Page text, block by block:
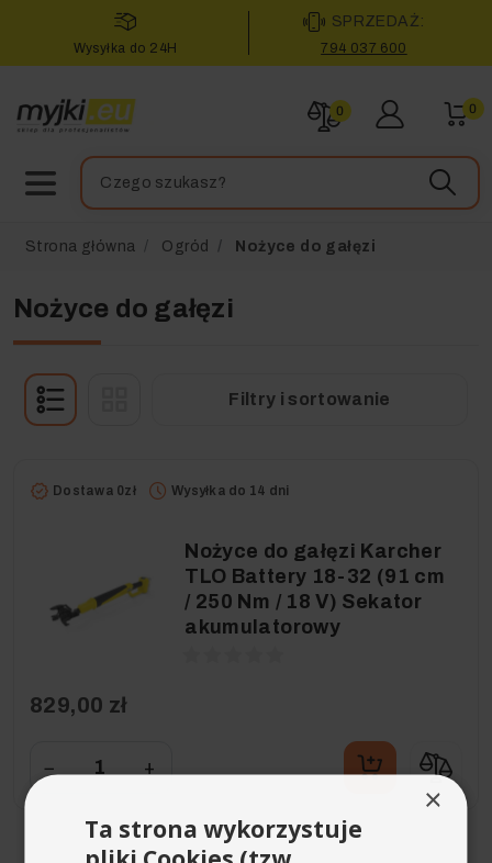
Wysyłka do 24H
SPRZEDAŻ:
794 037 600
0 0
Strona główna Ogród Nożyce do gałęzi
Nożyce do gałęzi
Filtry i sortowanie
Dostawa 0zł Wysyłka do 14 dni
Nożyce do gałęzi Karcher
TLO Battery 18-32 (91 cm
/ 250 Nm / 18 V) Sekator
akumulatorowy
829,00 zł
− +
×
Ta strona wykorzystuje